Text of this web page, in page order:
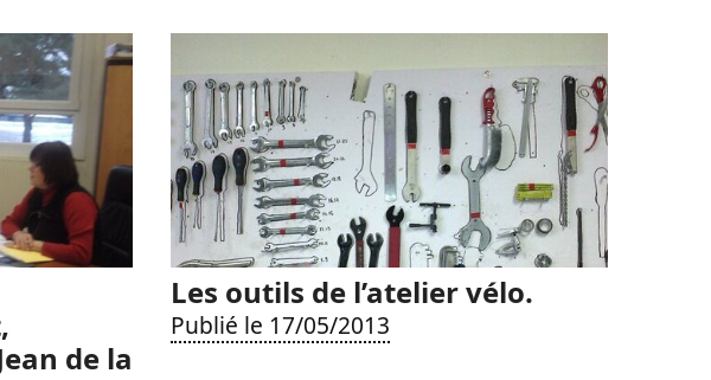
de la
Les outils de l’atelier vélo.
Publié le 17/05/2013